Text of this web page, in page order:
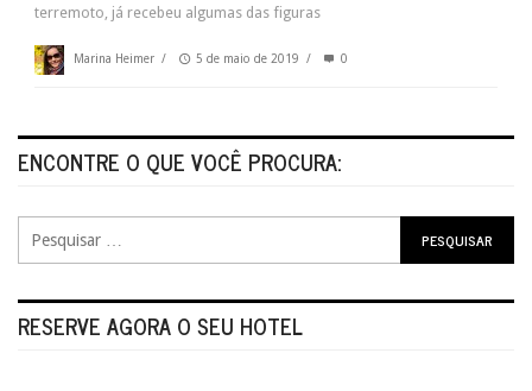
terremoto, já recebeu algumas das figuras
Marina Heimer / 5 de maio de 2019 / 0
ENCONTRE O QUE VOCÊ PROCURA:
RESERVE AGORA O SEU HOTEL